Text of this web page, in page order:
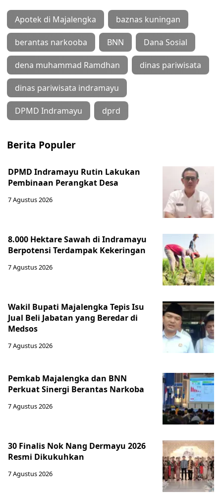
Apotek di Majalengka baznas kuningan
berantas narkooba BNN Dana Sosial
dena muhammad Ramdhan dinas pariwisata
dinas pariwisata indramayu
DPMD Indramayu dprd
Berita Populer
DPMD Indramayu Rutin Lakukan
Pembinaan Perangkat Desa
7 Agustus 2026
8.000 Hektare Sawah di Indramayu
Berpotensi Terdampak Kekeringan
7 Agustus 2026
Wakil Bupati Majalengka Tepis Isu
Jual Beli Jabatan yang Beredar di
Medsos
7 Agustus 2026
Pemkab Majalengka dan BNN
Perkuat Sinergi Berantas Narkoba
7 Agustus 2026
30 Finalis Nok Nang Dermayu 2026
Resmi Dikukuhkan
7 Agustus 2026